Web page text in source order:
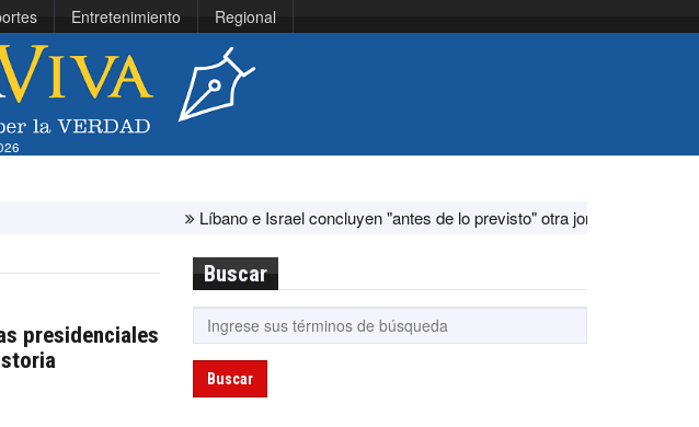
Entretenimiento Regional
Líbano e Israel concluyen "antes de lo previsto" otra jornada de diálogo por
presidenciales
Buscar
Buscar